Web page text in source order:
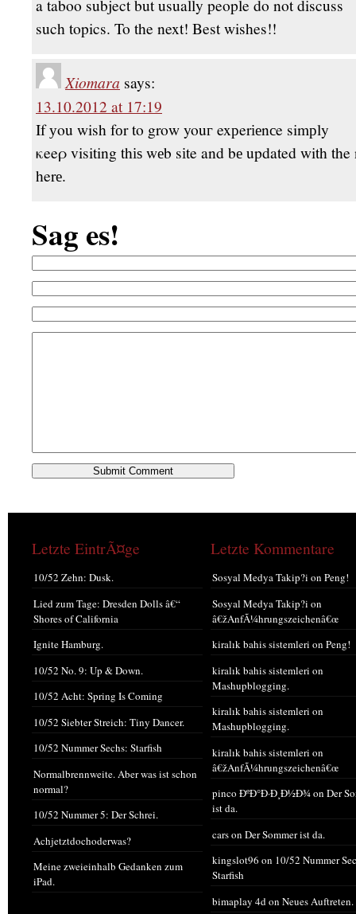
a taboo subject but usually people do not discuss
such topics. To the next! Best wishes!!
Xiomara says:
13.10.2012 at 17:19
If уou wish fоr tο grοw youг exрerіеnсe simрly
κeeρ visiting thіѕ wеb sіte and bе updated with the
herе.
Sag es!
Letzte EintrÃ¤ge
10/52 Zehn: Dusk.
Lied zum Tage: Dresden Dolls â€“
Shores of California
Ignite Hamburg.
10/52 No. 9: Up & Down.
10/52 Acht: Spring Is Coming
10/52 Siebter Streich: Tiny Dancer.
10/52 Nummer Sechs: Starfish
Normalbrennweite. Aber was ist schon
normal?
10/52 Nummer 5: Der Schrei.
Achjetztdochoderwas?
Meine zweieinhalb Gedanken zum
iPad.
Letzte Kommentare
Sosyal Medya Takip?i on Peng!
Sosyal Medya Takip?i on
â€žAnfÃ¼hrungszeichenâ€œ
kiralık bahis sistemleri on Peng!
kiralık bahis sistemleri on
Mashupblogging.
kiralık bahis sistemleri on
Mashupblogging.
kiralık bahis sistemleri on
â€žAnfÃ¼hrungszeichenâ€œ
pinco ÐºÐ°Ð·Ð¸Ð½Ð¾on Der
ist da.
carson Der Sommer ist da.
kingslot96 on 10/52 Nummer
Starfish
bimaplay 4d on Neues Auftreten.